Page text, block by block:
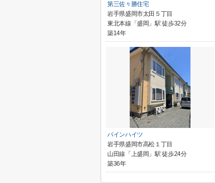
第三佐々勝住宅
岩手県盛岡市太田５丁目
東北本線「盛岡」駅 徒歩32分
築14年
パインハイツ
岩手県盛岡市高松１丁目
山田線「上盛岡」駅 徒歩24分
築36年